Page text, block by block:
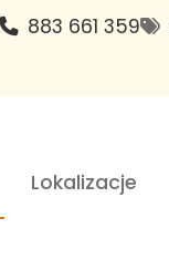
883 661 359
Lokalizacje